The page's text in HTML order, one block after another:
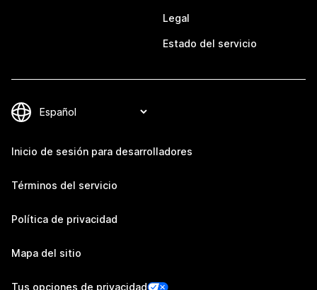
Legal
Estado del servicio
Inicio de sesión para desarrolladores
Términos del servicio
Política de privacidad
Mapa del sitio
Tus opciones de privacidad